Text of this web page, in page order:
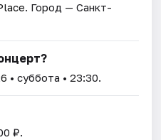
. Город — Санкт-
• суббота • 23:30.
₽.